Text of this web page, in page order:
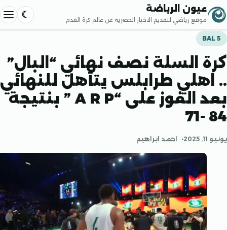
إلى المحتوى
عيون الرياضة
موقع رياضي لتقديم الاخبار الحصرية عن عالم كرة القدم فتح
السلة نصف نهائي “البال”
طرابلس يتأهل للنهائي
بعد الفوز على “A R P ” بنتيجة
احمد ابراهيم